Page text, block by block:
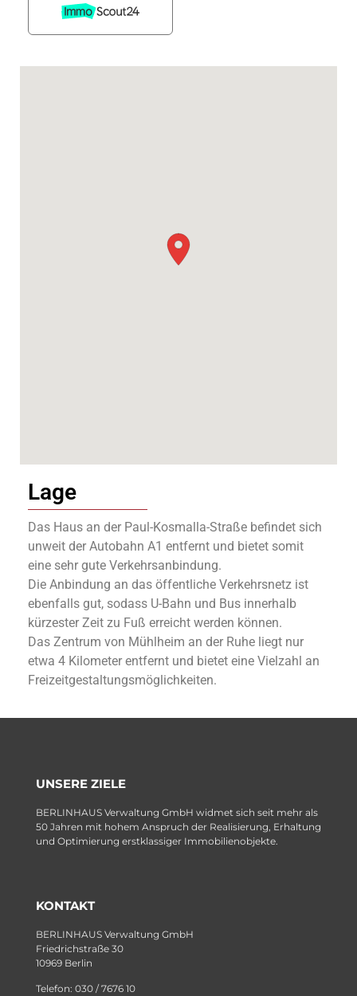
Lage
Das Haus an der Paul-Kosmalla-Straße befindet sich
unweit der Autobahn A1 entfernt und bietet somit
eine sehr gute Verkehrsanbindung.
Die Anbindung an das öffentliche Verkehrsnetz ist
ebenfalls gut, sodass U-Bahn und Bus innerhalb
kürzester Zeit zu Fuß erreicht werden können.
Das Zentrum von Mühlheim an der Ruhe liegt nur
etwa 4 Kilometer entfernt und bietet eine Vielzahl an
Freizeitgestaltungsmöglichkeiten.
UNSERE ZIELE
BERLINHAUS Verwaltung GmbH widmet sich seit mehr als
50 Jahren mit hohem Anspruch der Realisierung, Erhaltung
und Optimierung erstklassiger Immobilienobjekte.
KONTAKT
BERLINHAUS Verwaltung GmbH
Friedrichstraße 30
10969 Berlin
Telefon: 030 / 7676 10